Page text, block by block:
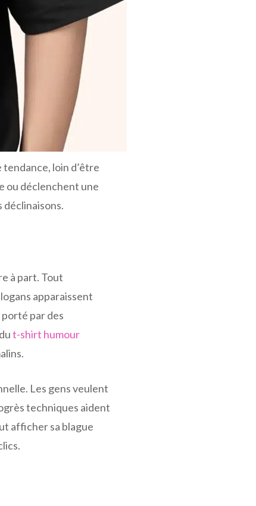
loin d’être
ou déclenchent une
à part. Tout
apparaissent
par des
t-shirt humour
Les gens veulent
techniques aident
afficher sa blague